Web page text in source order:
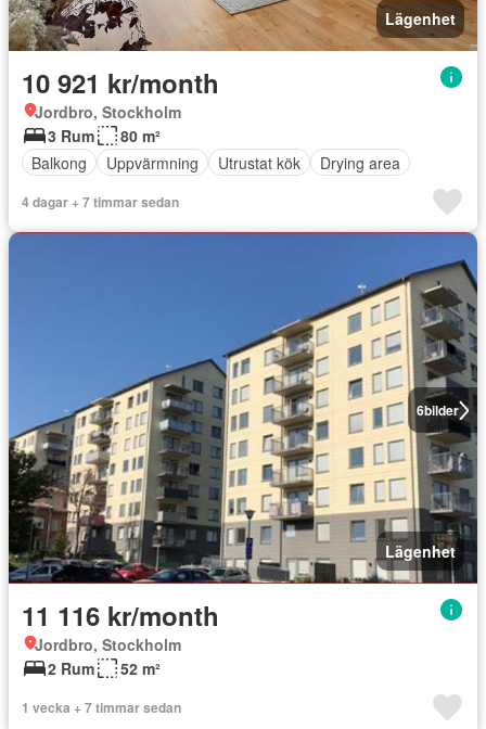
Lägenhet
10 921 kr/month
Jordbro, Stockholm
3 Rum
80 m²
Balkong
Uppvärmning Utrustat kök Drying area
4 dagar + 7 timmar sedan
6bilder
Lägenhet
11 116 kr/month
Jordbro, Stockholm
2 Rum
52 m²
1 vecka + 7 timmar sedan